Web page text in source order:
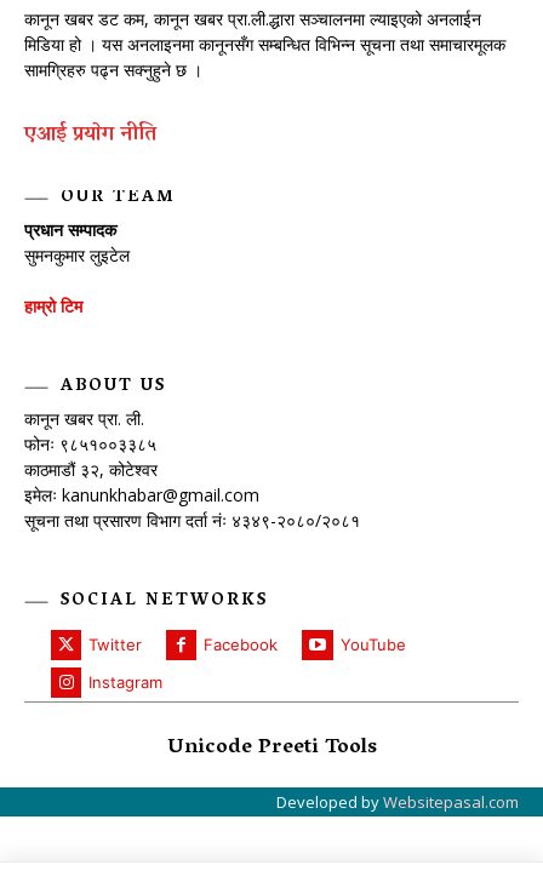
कानून खबर डट कम, कानून खबर प्रा.ली.द्धारा सञ्चालनमा ल्याइएको अनलाईन
मिडिया हो । यस अनलाइनमा कानूनसँग सम्बन्धित विभिन्न सूचना तथा समाचारमूलक
सामग्रिहरु पढ्न सक्नुहुने छ ।
एआई प्रयाेग नीति
OUR TEAM
प्रधान सम्पादक
सुमनकुमार लुइटेल
हाम्रो टिम
ABOUT US
कानून खबर प्रा. ली.
फोनः ९८५१००३३८५
काठमाडौं ३२, कोटेश्वर
इमेलः kanunkhabar@gmail.com
सूचना तथा प्रसारण विभाग दर्ता नंः ४३४९-२०८०/२०८१
SOCIAL NETWORKS
Twitter Facebook
YouTube
Instagram
Unicode Preeti Tools
Developed byWebsitepasal.com